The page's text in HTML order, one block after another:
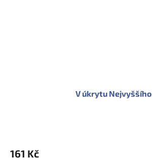
V úkrytu Nejvyššího
161 Kč